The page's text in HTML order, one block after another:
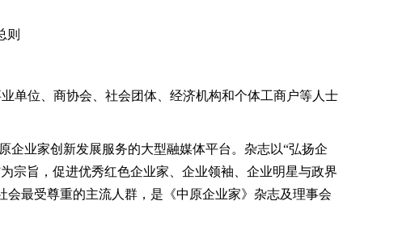
则
单位、商协会、社会团体、经济机构和个体工商户等人士
企业家创新发展服务的大型融媒体平台。杂志以“弘扬企
宗旨，促进优秀红色企业家、企业领袖、企业明星与政界
最受尊重的主流人群，是《中原企业家》杂志及理事会